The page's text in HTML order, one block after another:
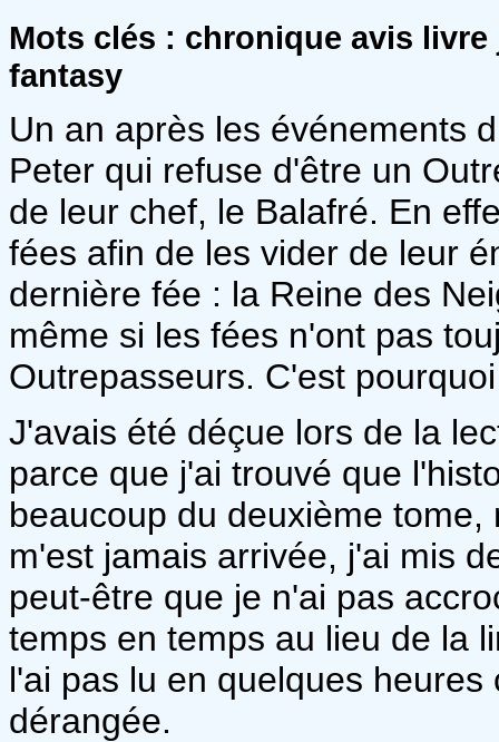
Mots clés : chronique avis
fantasy
Un an après les événements
Peter qui refuse d'être un
de leur chef, le Balafré. En
fées afin de les vider de leur
dernière fée : la Reine des
même si les fées n'ont pas
Outrepasseurs. C'est
J'avais été déçue lors de la
parce que j'ai trouvé que
beaucoup du deuxième
m'est jamais arrivée, j'ai mis
peut-être que je n'ai pas
temps en temps au lieu de la
l'ai pas lu en quelques
dérangée.